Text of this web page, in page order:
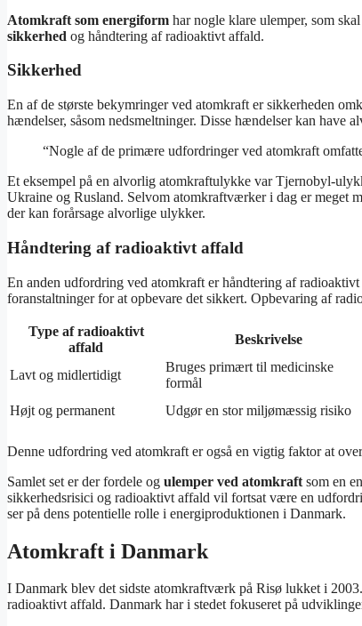
Atomkraft som energiform har nogle klare ulemper, som
sikkerhed og håndtering af radioaktivt affald.
Sikkerhed
En af de største bekymringer ved atomkraft er sikkerheden
hændelser, såsom nedsmeltninger. Disse hændelser kan have
“Nogle af de primære udfordringer ved atomkraft
Et eksempel på en alvorlig atomkraftulykke var Tjernobyl-
Ukraine og Rusland. Selvom atomkraftværker i dag er meget
der kan forårsage alvorlige ulykker.
Håndtering af radioaktivt affald
En anden udfordring ved atomkraft er håndtering af
foranstaltninger for at opbevare det sikkert. Opbevaring af
Type af radioaktivt
affald
Beskrivelse
Lavt og midlertidigt
Bruges primært til medicinske
formål
Højt og permanent Udgør en stor miljømæssig risiko
Denne udfordring ved atomkraft er også en vigtig faktor at
Samlet set er der fordele og ulemper ved atomkraft som en
sikkerhedsrisici og radioaktivt affald vil fortsat være en
ser på dens potentielle rolle i energiproduktionen i Danmark.
Atomkraft i Danmark
I Danmark blev det sidste atomkraftværk på Risø lukket i
radioaktivt affald. Danmark har i stedet fokuseret på